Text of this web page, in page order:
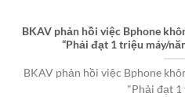
BKAV phản hồi việc Bphone
“Phải đạt 1 triệu máy/
BKAV phản hồi việc Bphone
"Phải đạt 1